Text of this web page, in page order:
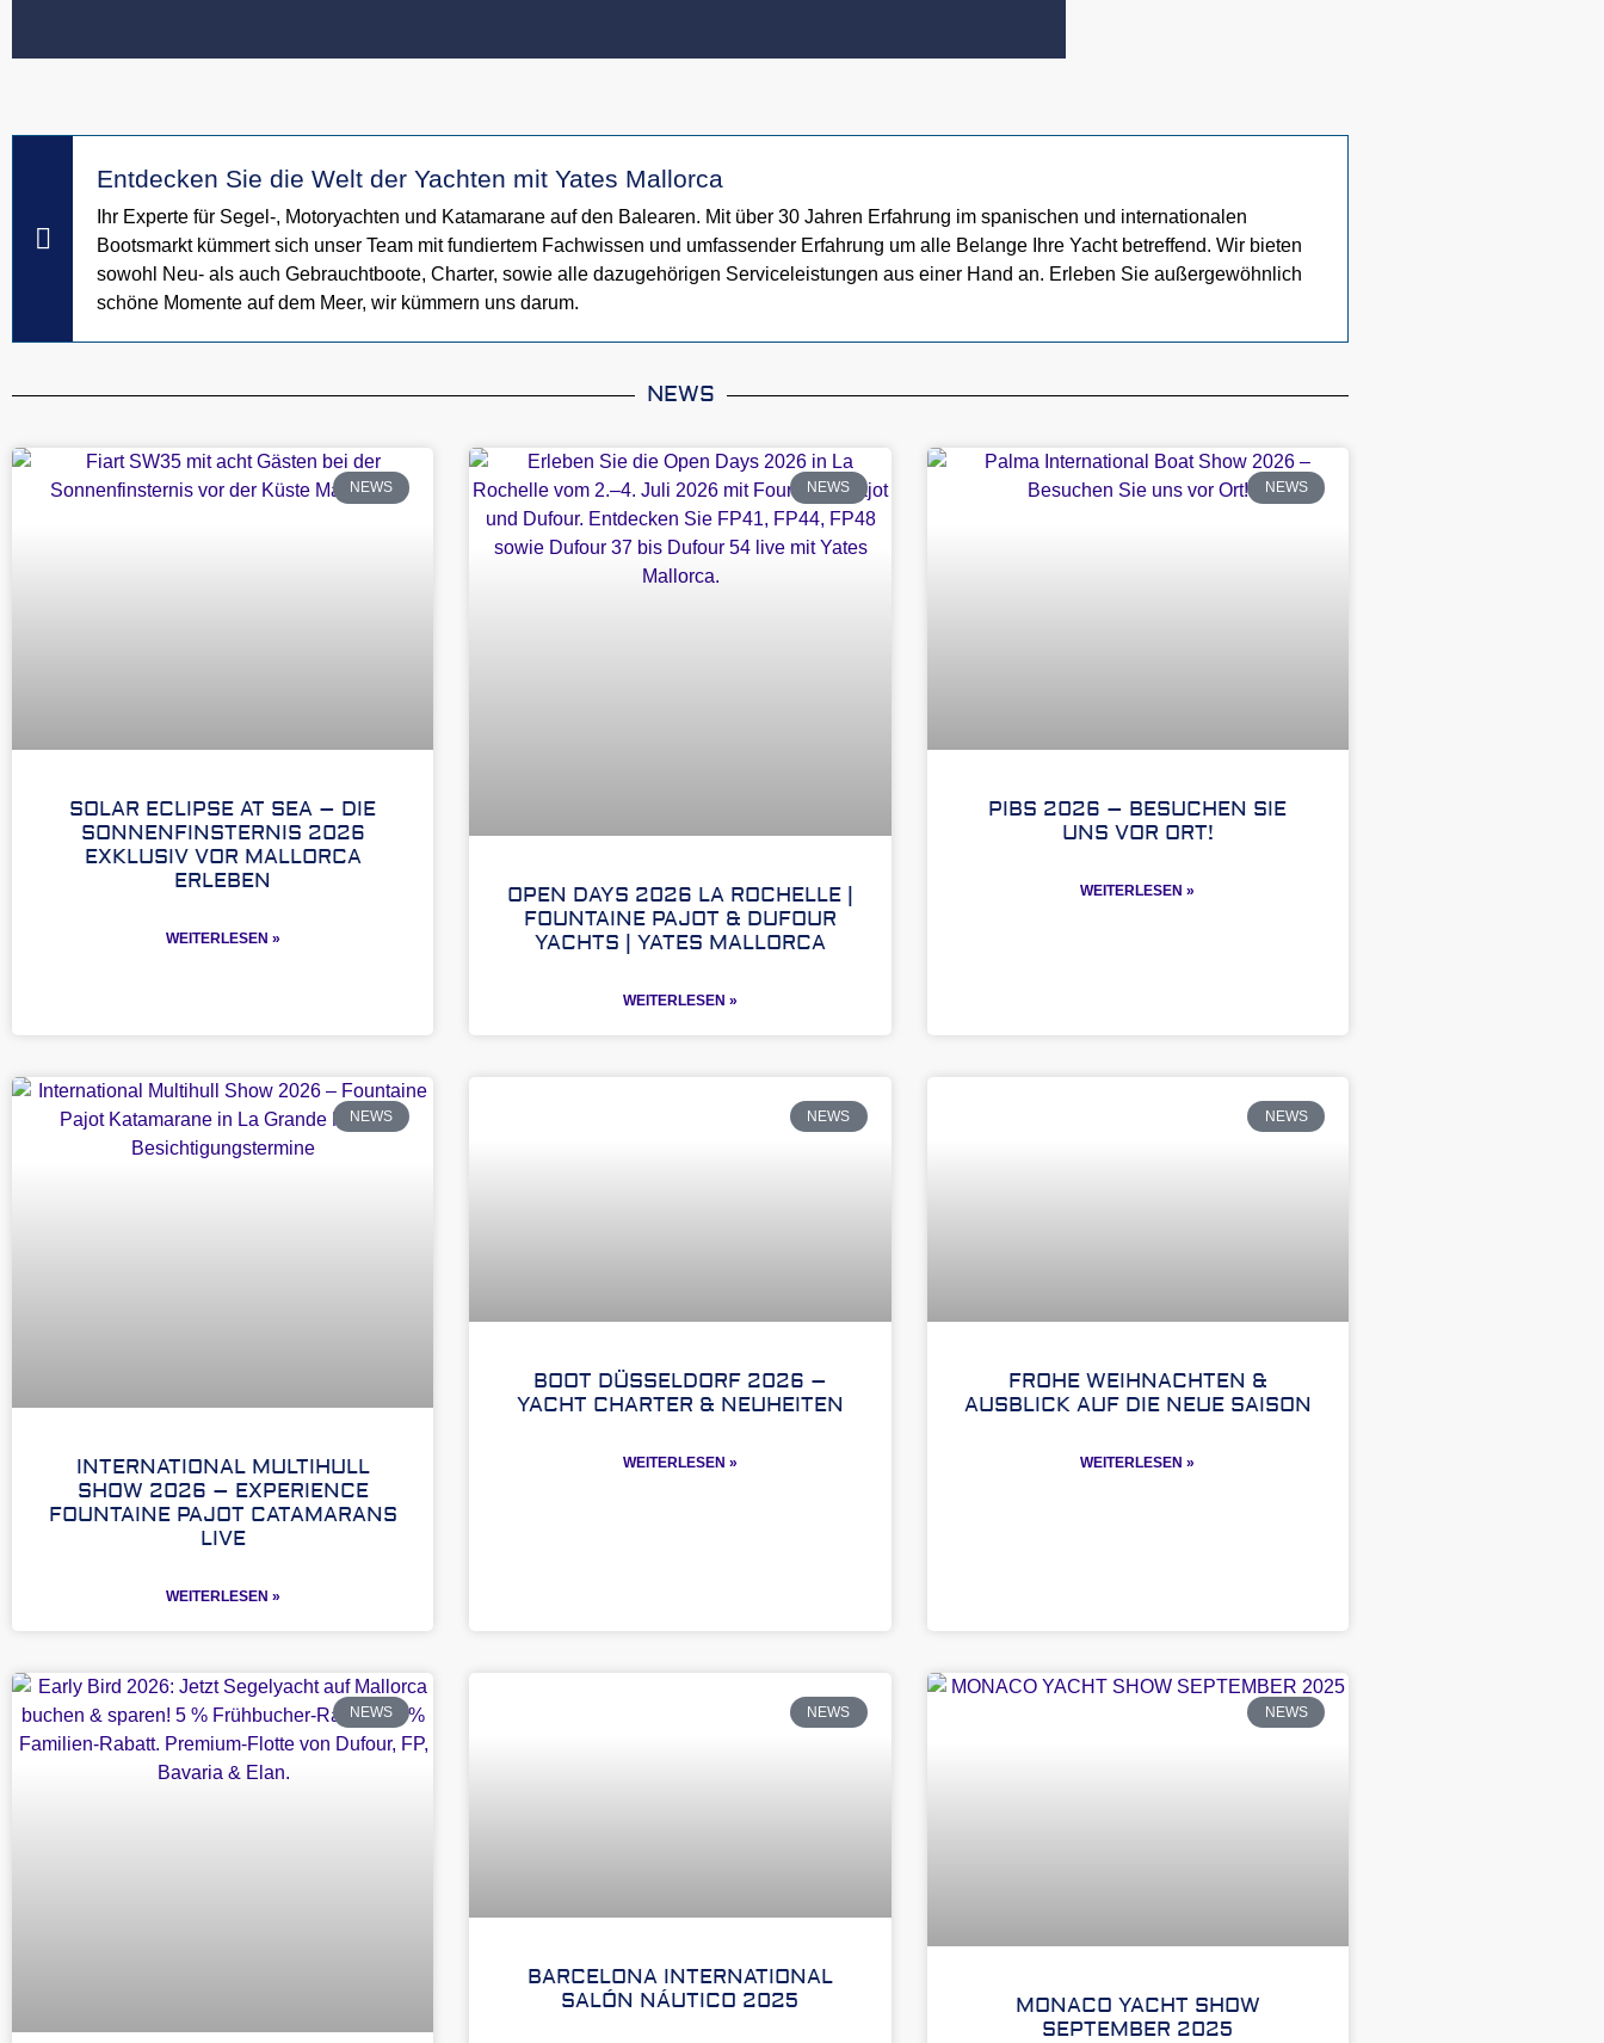
Entdecken Sie die Welt der Yachten mit Yates Mallorca
Ihr Experte für Segel-, Motoryachten und Katamarane auf den Balearen. Mit über 30 Jahren Erfahrung im spanischen und internationalen
Bootsmarkt kümmert sich unser Team mit fundiertem Fachwissen und umfassender Erfahrung um alle Belange Ihre Yacht betreffend. Wir bieten
sowohl Neu- als auch Gebrauchtboote, Charter, sowie alle dazugehörigen Serviceleistungen aus einer Hand an. Erleben Sie außergewöhnlich
schöne Momente auf dem Meer, wir kümmern uns darum.
NEWS
NEWS
SOLAR ECLIPSE AT SEA – DIE
SONNENFINSTERNIS 2026
EXKLUSIV VOR MALLORCA
ERLEBEN
WEITERLESEN »
NEWS
OPEN DAYS 2026 LA ROCHELLE |
FOUNTAINE PAJOT & DUFOUR
YACHTS | YATES MALLORCA
WEITERLESEN »
NEWS
PIBS 2026 – BESUCHEN SIE
UNS VOR ORT!
WEITERLESEN »
NEWS
INTERNATIONAL MULTIHULL
SHOW 2026 – EXPERIENCE
FOUNTAINE PAJOT CATAMARANS
LIVE
WEITERLESEN »
NEWS
BOOT DÜSSELDORF 2026 –
YACHT CHARTER & NEUHEITEN
WEITERLESEN »
NEWS
FROHE WEIHNACHTEN &
AUSBLICK AUF DIE NEUE SAISON
WEITERLESEN »
NEWS NEWS
BARCELONA INTERNATIONAL
SALÓN NÁUTICO 2025
NEWS
MONACO YACHT SHOW
SEPTEMBER 2025